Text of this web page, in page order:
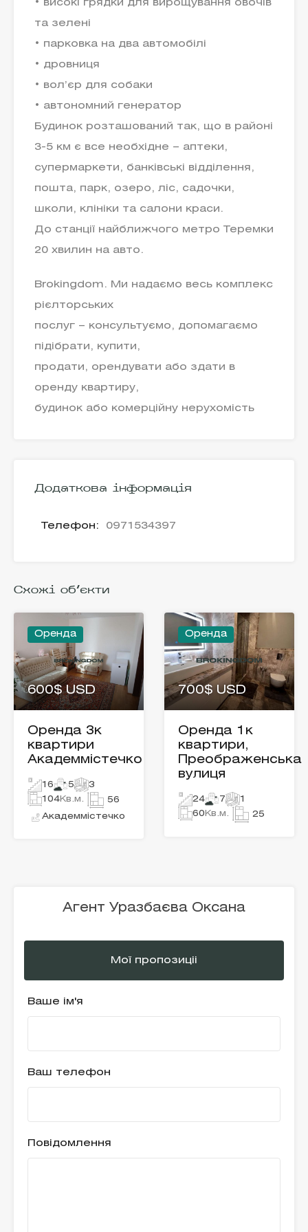
• високі грядки для вирощування овочів
та зелені
• парковка на два автомобілі
• дровниця
• вол’єр для собаки
• автономний генератор
Будинок розташований так, що в районі
3-5 км є все необхідне – аптеки,
супермаркети, банківські відділення,
пошта, парк, озеро, ліс, садочки,
школи, клініки та салони краси.
До станції найближчого метро Теремки
20 хвилин на авто.
Brokingdom. Ми надаємо весь комплекс
рієлторських
послуг – консультуємо, допомагаємо
підібрати, купити,
продати, орендувати або здати в
оренду квартиру,
будинок або комерційну нерухомість
Додаткова інформація
Телефон: 0971534397
Схожі об'єкти
Оренда
600$ USD
Оренда 3к
квартири
Академмістечко
16 5
3
104Кв.м. 56
Академмістечко
Оренда
700$ USD
Оренда 1к
квартири,
Преображенська
вулиця
24 7
1
60 Кв.м. 25
Агент Уразбаєва Оксана
Мої пропозиціі
Ваше ім'я
Ваш телефон
Повідомлення